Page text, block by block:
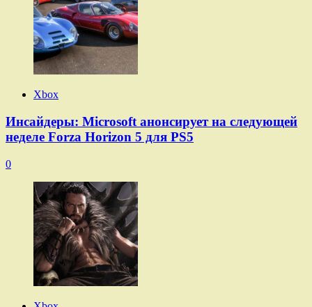
Xbox
Инсайдеры: Microsoft анонсирует на следующей
неделе Forza Horizon 5 для PS5
0